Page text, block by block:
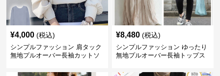
¥4,000 (税込)
シンプルファッション 肩タック
無地プルオーバー長袖カットソ
¥8,480 (税込)
シンプルファッション ゆったり
無地プルオーバー長袖トップス